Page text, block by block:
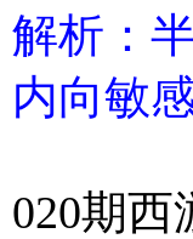
解析：
内向敏
020期